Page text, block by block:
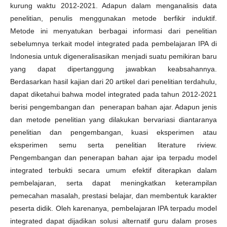
kurung waktu 2012-2021. Adapun dalam menganalisis data
penelitian, penulis menggunakan metode berfikir induktif.
Metode ini menyatukan berbagai informasi dari penelitian
sebelumnya terkait model integrated pada pembelajaran IPA di
Indonesia untuk digeneralisasikan menjadi suatu pemikiran baru
yang dapat dipertanggung jawabkan keabsahannya.
Berdasarkan hasil kajian dari 20 artikel dari penelitian terdahulu,
dapat diketahui bahwa model integrated pada tahun 2012-2021
berisi pengembangan dan penerapan bahan ajar. Adapun jenis
dan metode penelitian yang dilakukan bervariasi diantaranya
penelitian dan pengembangan, kuasi eksperimen atau
eksperimen semu serta penelitian literature riview.
Pengembangan dan penerapan bahan ajar ipa terpadu model
integrated terbukti secara umum efektif diterapkan dalam
pembelajaran, serta dapat meningkatkan keterampilan
pemecahan masalah, prestasi belajar, dan membentuk karakter
peserta didik. Oleh karenanya, pembelajaran IPA terpadu model
integrated dapat dijadikan solusi alternatif guru dalam proses